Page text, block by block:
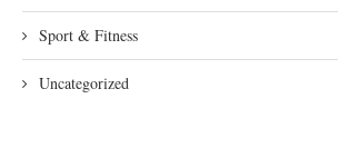
Sport & Fitness
Uncategorized